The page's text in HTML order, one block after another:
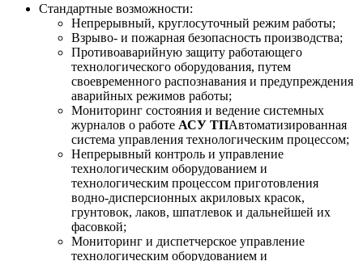
Стандартные возможности:
Непрерывный, круглосуточный режим работы;
Взрыво- и пожарная безопасность производства;
Противоаварийную защиту работающего
технологического оборудования, путем
своевременного распознавания и предупреждения
аварийных режимов работы;
Мониторинг состояния и ведение системных
журналов о работе АСУ ТПАвтоматизированная
система управления технологическим процессом;
Непрерывный контроль и управление
технологическим оборудованием и
технологическим процессом приготовления
водно-дисперсионных акриловых красок,
грунтовок, лаков, шпатлевок и дальнейшей их
фасовкой;
Мониторинг и диспетчерское управление
технологическим оборудованием и